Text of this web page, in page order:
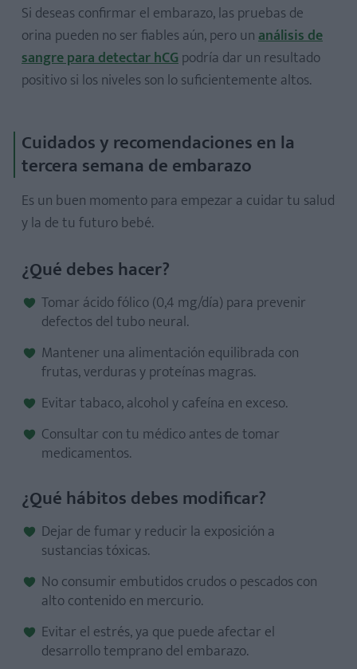
Si deseas confirmar el embarazo, las pruebas de
orina pueden no ser fiables aún, pero unanálisis de
sangre para detectar hCGpodría dar un resultado
positivo si los niveles son lo suficientemente altos.
Cuidados y recomendaciones en la
tercera semana de embarazo
Es un buen momento para empezar a cuidar tu salud
y la de tu futuro bebé.
¿Qué debes hacer?
Tomar ácido fólico (0,4 mg/día) para prevenir
defectos del tubo neural.
Mantener una alimentación equilibrada con
frutas, verduras y proteínas magras.
Evitar tabaco, alcohol y cafeína en exceso.
Consultar con tu médico antes de tomar
medicamentos.
¿Qué hábitos debes modificar?
Dejar de fumar y reducir la exposición a
sustancias tóxicas.
No consumir embutidos crudos o pescados con
alto contenido en mercurio.
Evitar el estrés, ya que puede afectar el
desarrollo temprano del embarazo.